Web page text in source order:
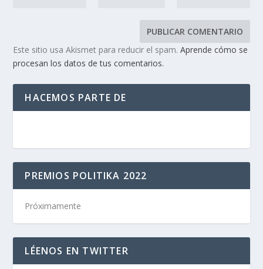
Este sitio usa Akismet para reducir el spam.Aprende cómo se
procesan los datos de tus comentarios.
HACEMOS PARTE DE
PREMIOS POLITIKA 2022
Próximamente
LÉENOS EN TWITTER